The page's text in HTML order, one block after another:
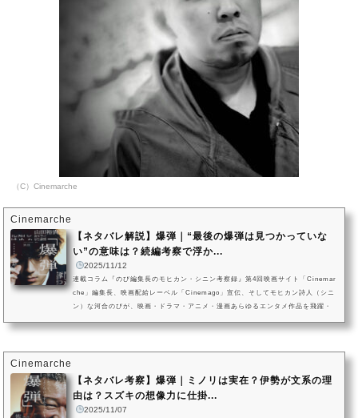
（C）Cinemarche
Cinemarche
【ネタバレ解説】爆弾｜“最後の爆弾は見つかっていな
い”の意味は？続編考察で浮か...
2025/11/12
連載コラム『のび編集長のモヒカン・シニン考察録』第4回映画サイト「Cinemar
che」編集長、映画配給レーベル「Cinemago」宣伝、そしてモヒカン詩人（シニ
ン）な河合のびが、映画・ドラマ・アニメ・漫画あらゆるエンタメ作品を飛躍・
Cinemarche
【ネタバレ考察】爆弾｜ミノリは実在？伊勢が文系の理
由は？スズキの想像力に仕掛...
2025/11/07